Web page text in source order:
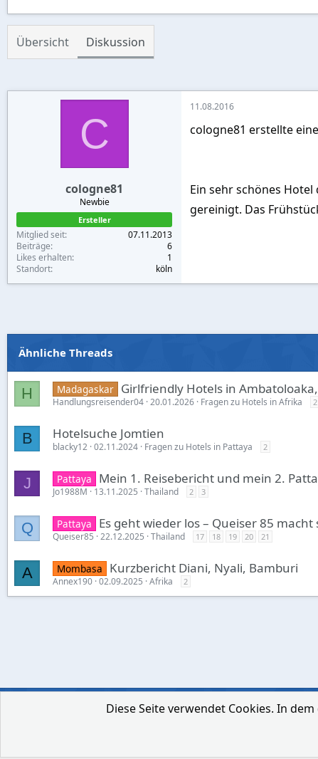
Übersicht Diskussion
C
cologne81
Newbie
Ersteller
Mitglied seit
07.11.2013
Beiträge
6
Likes erhalten
1
Standort
köln
11.08.2016
cologne81 erstellte
Ein sehr schönes
gereinigt. Das
Ähnliche Threads
H Madagaskar Girlfriendly Hotels in
Handlungsreisender04 20.01.2026 Fragen zu Hotels in Afrika 2
B Hotelsuche Jomtien
blacky12 02.11.2024 Fragen zu Hotels in Pattaya 2
J Pattaya Mein 1. Reisebericht und mein 2.
Jo1988M 13.11.2025 Thailand 2 3
Q Pattaya Es geht wieder los – Queiser 85
Queiser85 22.12.2025 Thailand 17 18 19 20 21
A Mombasa Kurzbericht Diani, Nyali, Bamburi
Annex190 02.09.2025 Afrika 2
Deutsch [Du]Diese Seite verwendet Cookies. In